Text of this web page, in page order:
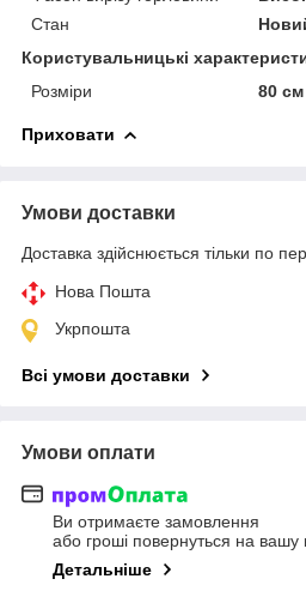
Стан
Користувальницькі
Розміри
80 см
Приховати
Умови доставки
Доставка здійснюється тільки по
Нова Пошта
Укрпошта
Всі умови доставки
Умови оплати
Ви отримаєте замовлення
або гроші повернуться на вашу
Детальніше